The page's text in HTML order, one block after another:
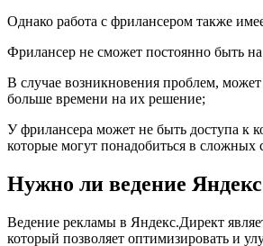
Однако работа с фрилансером также
Фрилансер не сможет постоянно быть
В случае возникновения проблем, может
больше времени на их решение;
У фрилансера может не быть доступа к
которые могут понадобиться в сложных
Нужно ли ведение
Ведение рекламы в Яндекс.Директ
который позволяет оптимизировать и